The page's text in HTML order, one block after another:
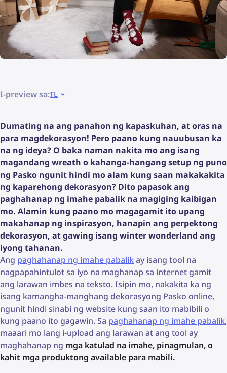
I-preview sa:TL
Dumating na ang panahon ng kapaskuhan, at oras na
para magdekorasyon! Pero paano kung nauubusan ka
na ng ideya? O baka naman nakita mo ang isang
magandang wreath o kahanga-hangang setup ng puno
ng Pasko ngunit hindi mo alam kung saan makakakita
ng kaparehong dekorasyon? Dito papasok ang
paghahanap ng imahe pabalik na magiging kaibigan
mo. Alamin kung paano mo magagamit ito upang
makahanap ng inspirasyon, hanapin ang perpektong
dekorasyon, at gawing isang winter wonderland ang
iyong tahanan.
Ang paghahanap ng imahe pabalikay isang tool na
nagpapahintulot sa iyo na maghanap sa internet gamit
ang larawan imbes na teksto. Isipin mo, nakakita ka ng
isang kamangha-manghang dekorasyong Pasko online,
ngunit hindi sinabi ng website kung saan ito mabibili o
kung paano ito gagawin. Sa paghahanap ng imahe pabalik,
maaari mo lang i-upload ang larawan at ang tool ay
maghahanap ng mga katulad na imahe, pinagmulan, o
kahit mga produktong available para mabili.